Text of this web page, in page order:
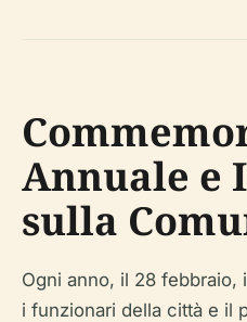
Annuale e
sulla
Ogni anno, il 28
i funzionari della città e il